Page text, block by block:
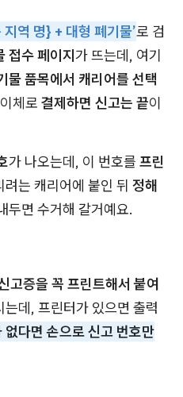
지역 명} + 대형 폐기물’로 검
접수 페이지가 뜨는데, 여기
물 품목에서 캐리어를 선택
체로 결제하면 신고는 끝이
가 나오는데, 이 번호를 프린
려는 캐리어에 붙인 뒤 정해
두면 수거해 갈거예요.
고증을 꼭 프린트해서 붙여
는데, 프린터가 있으면 출력
없다면 손으로 신고 번호만